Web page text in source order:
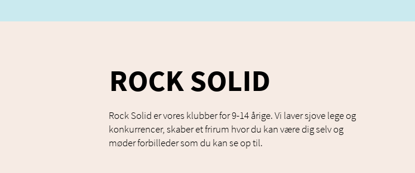
ROCK SOLID
Rock Solid er vores klubber for 9-14 årige. Vi laver sjove lege og
konkurrencer, skaber et frirum hvor du kan være dig selv og
møder forbilleder som du kan se op til.